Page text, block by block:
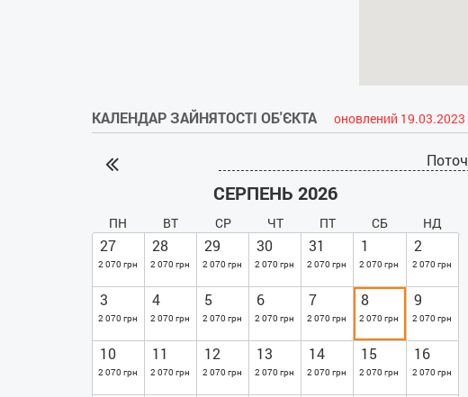
КАЛЕНДАР ЗАЙНЯТОСТІ ОБ'ЄКТА оновлений 19.03.2023
СЕРПЕНЬ 2026
ПН ВТ СР ЧТ ПТ СБ НД
27
2 070 грн
28
2 070 грн
29
2 070 грн
30
2 070 грн
31
2 070 грн
1
2 070 грн
2
2 070 грн
3
2 070 грн
4
2 070 грн
5
2 070 грн
6
2 070 грн
7
2 070 грн
8
2 070 грн
9
2 070 грн
10
2 070 грн
11
2 070 грн
12
2 070 грн
13
2 070 грн
14
2 070 грн
15
2 070 грн
16
2 070 грн